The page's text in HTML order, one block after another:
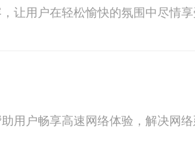
让用户在轻松愉快的氛围中尽情享
用户畅享高速网络体验，解决网络